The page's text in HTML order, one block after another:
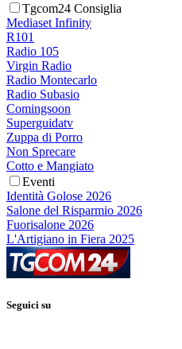
Tgcom24 Consiglia
Mediaset Infinity
R101
Radio 105
Virgin Radio
Radio Montecarlo
Radio Subasio
Comingsoon
Superguidatv
Zuppa di Porro
Non Sprecare
Cotto e Mangiato
Eventi
Identità Golose 2026
Salone del Risparmio 2026
Fuorisalone 2026
L'Artigiano in Fiera 2025
Seguici su